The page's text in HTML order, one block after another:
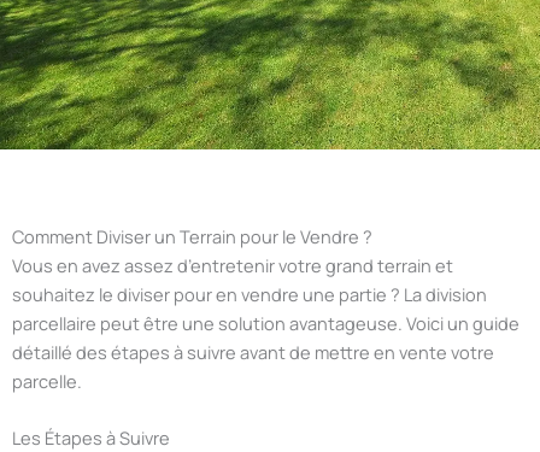
Comment Diviser un Terrain pour le Vendre ?
Vous en avez assez d’entretenir votre grand terrain et
souhaitez le diviser pour en vendre une partie ? La division
parcellaire peut être une solution avantageuse. Voici un guide
détaillé des étapes à suivre avant de mettre en vente votre
parcelle.
Les Étapes à Suivre